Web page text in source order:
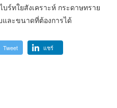
ร์ทใยสังเคราะห์ กระดาษทราย
และขนาดที่ต้องการได้
Tweet แชร์